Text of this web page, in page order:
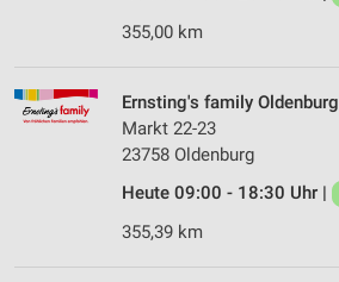
355,00 km
Ernsting's family Oldenburg
Markt 22-23
23758 Oldenburg
Heute 09:00 - 18:30 Uhr |
355,39 km